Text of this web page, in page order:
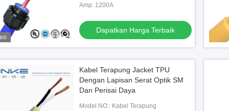
Amp: 1200A
Dapatkan Harga Terbaik
Kabel Terapung Jacket TPU
Dengan Lapisan Serat Optik SM
Dan Perisai Daya
Model NO.: Kabel Terapung